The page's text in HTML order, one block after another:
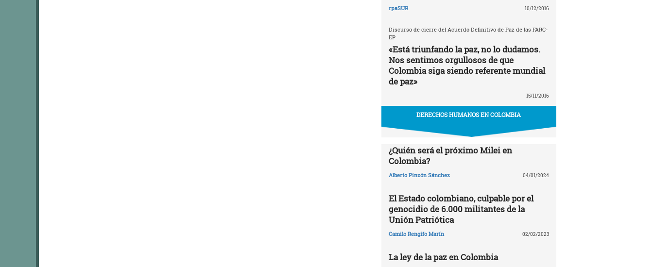
rpaSUR 10/12/2016
Discurso de cierre del Acuerdo Definitivo de Paz de las FARC-
EP
«Está triunfando la paz, no lo dudamos.
Nos sentimos orgullosos de que
Colombia siga siendo referente mundial
de paz»
15/11/2016
DERECHOS HUMANOS EN COLOMBIA
¿Quién será el próximo Milei en
Colombia?
Alberto Pinzón Sánchez 04/01/2024
El Estado colombiano, culpable por el
genocidio de 6.000 militantes de la
Unión Patriótica
Camilo Rengifo Marín 02/02/2023
La ley de la paz en Colombia